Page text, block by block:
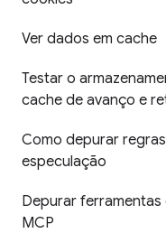
Ver dados em cache
Testar o
cache de avanço e
Como depurar
especulação
Depurar ferramentas
MCP